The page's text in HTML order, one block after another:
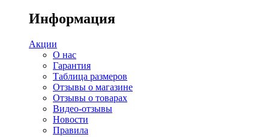
Информация
Акции
О нас
Гарантия
Таблица размеров
Отзывы о магазине
Отзывы о товарах
Видео-отзывы
Новости
Правила